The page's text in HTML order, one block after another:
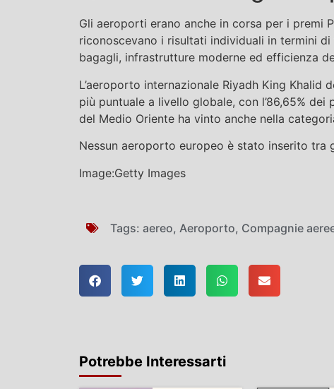
Gli aeroporti erano anche in corsa per i premi
riconoscevano i risultati individuali in termini
bagagli, infrastrutture moderne ed efficienza
L’aeroporto internazionale Riyadh King Khalid
più puntuale a livello globale, con l’86,65% dei
del Medio Oriente ha vinto anche nella
Nessun aeroporto europeo è stato inserito
Image:Getty Images
Tags: aereo, Aeroporto, Compagnie
Potrebbe Interessarti